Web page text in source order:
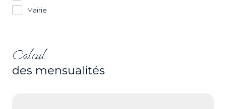
Mairie
Calcul
des mensualités